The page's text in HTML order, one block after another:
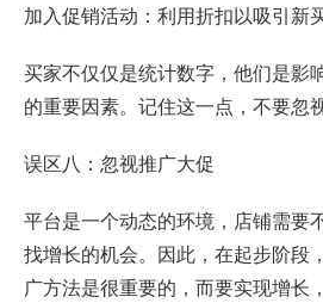
加入促销活动：利用折扣以吸引新
买家不仅仅是统计数字，他们是影
的重要因素。记住这一点，不要忽
误区八：忽视推广大促
平台是一个动态的环境，店铺需要
找增长的机会。因此，在起步阶段
广方法是很重要的，而要实现增长